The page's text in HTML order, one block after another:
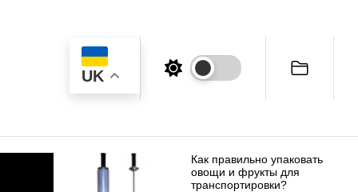
UK
Как правильно упаковать
овощи и фрукты для
транспортировки?